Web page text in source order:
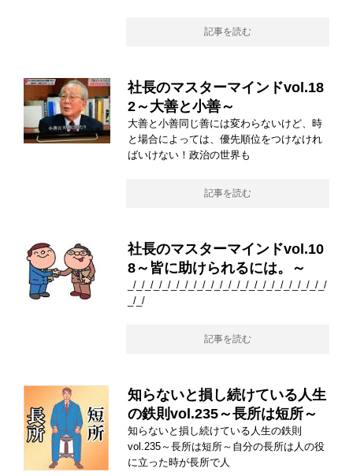
記事を読む
社長のマスターマインドvol.18
2～大善と小善～
大善と小善同じ善には変わらないけど、時
と場合によっては、優先順位をつけなけれ
ばいけない！政治の世界も
記事を読む
社長のマスターマインドvol.10
8～皆に助けられるには。～
_/_/_/_/_/_/_/_/_/_/_/_/_/_/_/_/_/_/_/_/_/_/_/
_/_/
記事を読む
知らないと損し続けている人生
の鉄則vol.235～長所は短所～
知らないと損し続けている人生の鉄則
vol.235～長所は短所～自分の長所は人の役
に立った時が長所で人